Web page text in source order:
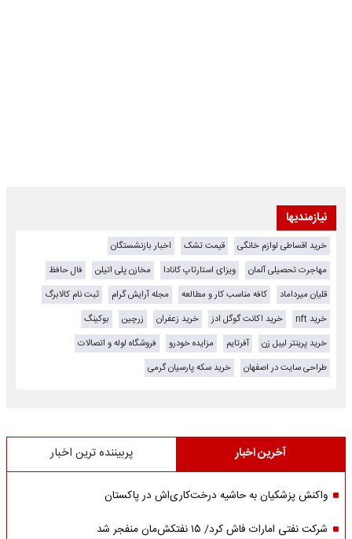
نیازمندیها
خرید اقساطی لوازم خانگی قیمت تشک
اخبار بازنشستگان
مهاجرت تحصیلی آلمان
ویزای استارتاپ کانادا مخازن پلی اتیلن
فال حافظ
قلیان میرداماد
کافه مناسب کار و مطالعه مجله آرایش گرام
ثبت نام کالابرگ
خرید nft
خرید اکانت گوگل ادز خرید زعفران زرچین
بوکینگ
خرید پرینتر لیبل زن
آفرتایم مزایده خودرو
فروشگاه لوله و اتصالات
طراحی سایت در اصفهان
خرید سکه پارسیان گرمی
آخرین اخبار پربیننده ترین اخبار
واکنش پزشکیان به حاشیه درخت‌کاری‌اش در پاکستان
شرکت نفتی امارات فاش کرد/ ۱۵ نفتکش‌مان منفجر شد